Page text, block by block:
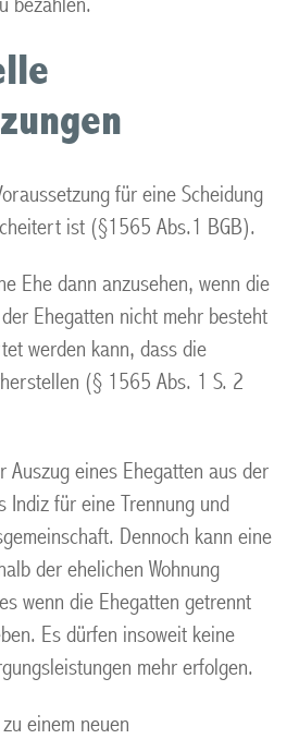
für eine Scheidung
ist (§1565 Abs.1 BGB).
Ehe dann anzusehen, wenn die
Ehegatten nicht mehr besteht
werden kann, dass die
(§ 1565 Abs. 1 S. 2
Auszug eines Ehegatten aus der
Indiz für eine Trennung und
Dennoch kann eine
der ehelichen Wohnung
wenn die Ehegatten getrennt
Es dürfen insoweit keine
mehr erfolgen.
einem neuen